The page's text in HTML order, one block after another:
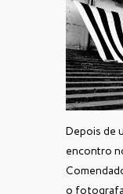
Depois de
encontro
o